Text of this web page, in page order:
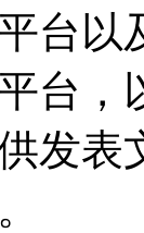
台以
台，
发表